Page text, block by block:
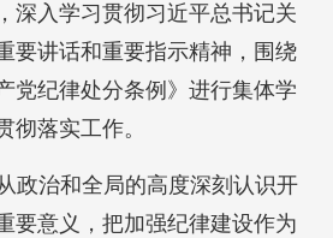
深入学习贯彻习近平总书记关
要讲话和重要指示精神，围绕
党纪律处分条例》进行集体学
彻落实工作。
政治和全局的高度深刻认识开
要意义，把加强纪律建设作为